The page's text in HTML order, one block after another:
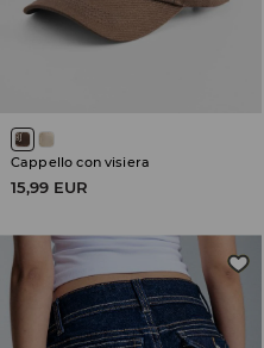
Cappello con visiera
15,99 EUR